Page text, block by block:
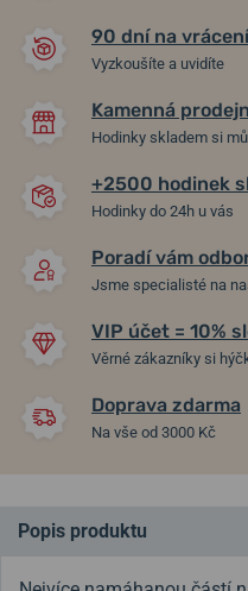
90 dní na vrácení
Vyzkoušíte a uvidíte
Kamenná
Hodinky skladem si
+2500 hodinek
Hodinky do 24h u vás
Poradí vám
Jsme specialisté na
VIP účet = 10%
Věrné zákazníky si
Doprava zdarma
Na vše od 3000 Kč
Popis produktu